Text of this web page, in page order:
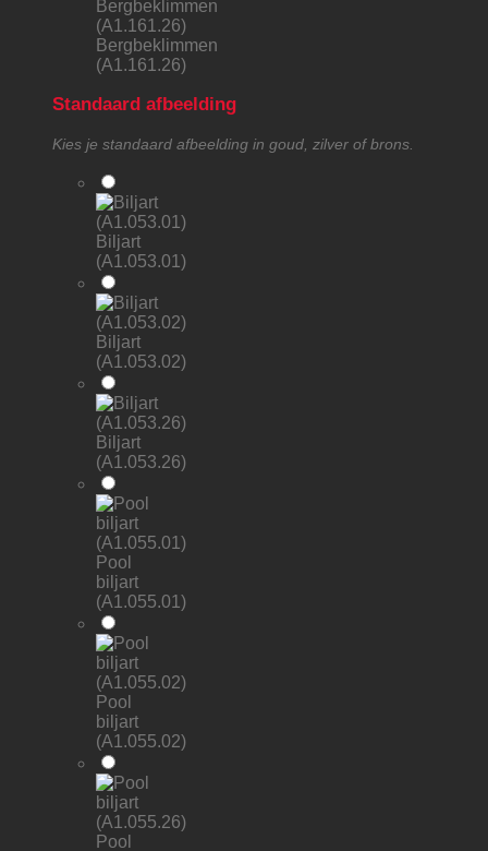
Bergbeklimmen
(A1.161.26)
Standaard afbeelding
Kies je standaard afbeelding in goud, zilver of brons.
Biljart
(A1.053.01)
Biljart
(A1.053.02)
Biljart
(A1.053.26)
Pool
biljart
(A1.055.01)
Pool
biljart
(A1.055.02)
Pool